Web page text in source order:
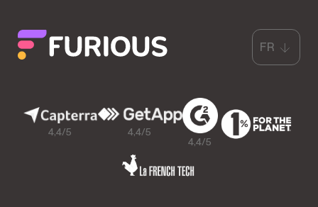
4,4/5
4,4/5
4,4/5
FR